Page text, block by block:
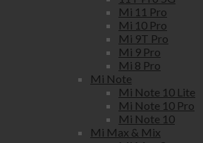
Mi 11 Pro
Mi 10 Pro
Mi 9T Pro
Mi 9 Pro
Mi 8 Pro
Mi Note
Mi Note 10 Lite
Mi Note 10 Pro
Mi Note 10
Mi Max & Mix